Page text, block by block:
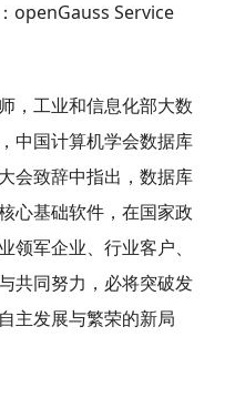
openGauss Service
，工业和信息化部大数
中国计算机学会数据库
会致辞中指出，数据库
心基础软件，在国家政
领军企业、行业客户、
共同努力，必将突破发
主发展与繁荣的新局